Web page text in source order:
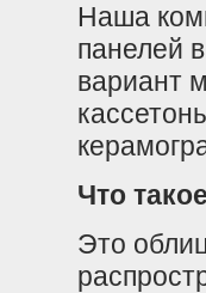
Наша
панелей
вариант
Что
Это